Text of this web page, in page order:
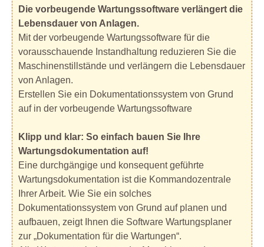
Die vorbeugende Wartungssoftware verlängert die
Lebensdauer von Anlagen.
Mit der vorbeugende Wartungssoftware für die
vorausschauende Instandhaltung reduzieren Sie die
Maschinenstillstände und verlängern die Lebensdauer
von Anlagen.
Erstellen Sie ein Dokumentationssystem von Grund
auf in der vorbeugende Wartungssoftware
Klipp und klar: So einfach bauen Sie Ihre
Wartungsdokumentation auf!
Eine durchgängige und konsequent geführte
Wartungsdokumentation ist die Kommandozentrale
Ihrer Arbeit. Wie Sie ein solches
Dokumentationssystem von Grund auf planen und
aufbauen, zeigt Ihnen die Software Wartungsplaner
zur „Dokumentation für die Wartungen“.